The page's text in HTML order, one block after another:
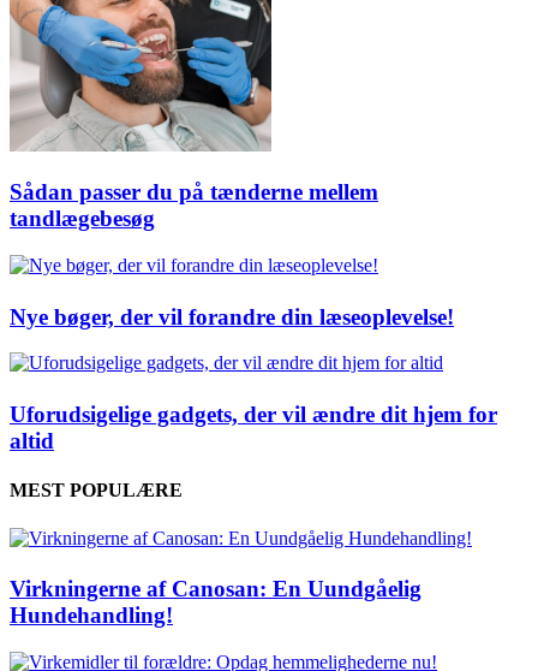
Sådan passer du på tænderne mellem
tandlægebesøg
Nye bøger, der vil forandre din læseoplevelse!
Uforudsigelige gadgets, der vil ændre dit hjem for
altid
MEST POPULÆRE
Virkningerne af Canosan: En Uundgåelig
Hundehandling!